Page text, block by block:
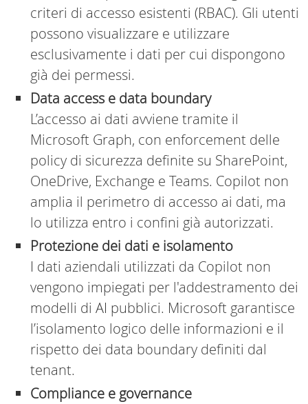
criteri di accesso esistenti (RBAC). Gli utenti
possono visualizzare e utilizzare
esclusivamente i dati per cui dispongono
già dei permessi.
Data access e data boundary
L’accesso ai dati avviene tramite il
Microsoft Graph, con enforcement delle
policy di sicurezza definite su SharePoint,
OneDrive, Exchange e Teams. Copilot non
amplia il perimetro di accesso ai dati, ma
lo utilizza entro i confini già autorizzati.
Protezione dei dati e isolamento
I dati aziendali utilizzati da Copilot non
vengono impiegati per l'addestramento dei
modelli di AI pubblici. Microsoft garantisce
l’isolamento logico delle informazioni e il
rispetto dei data boundary definiti dal
tenant.
Compliance e governance